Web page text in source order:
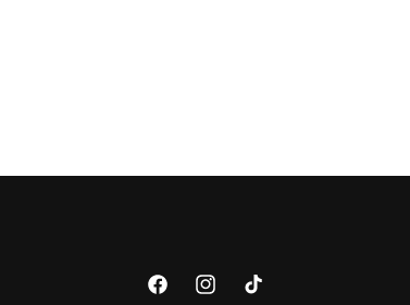
FacebookInstagramTikTok